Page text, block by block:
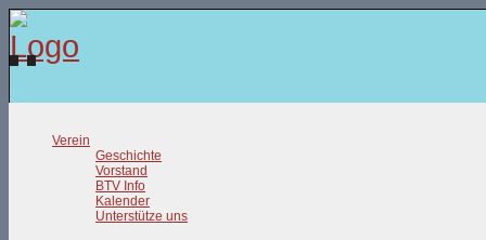
Verein
Geschichte
Vorstand
BTV Info
Kalender
Unterstütze uns